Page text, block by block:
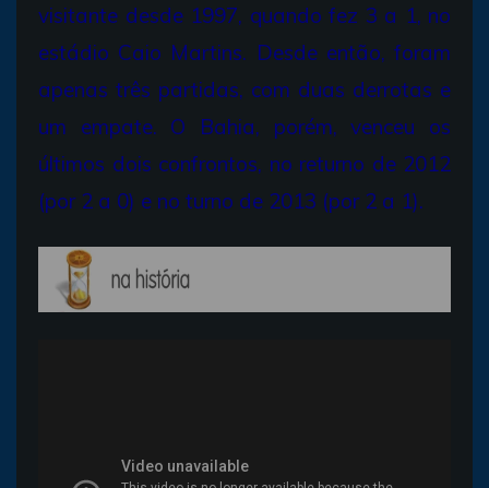
visitante desde 1997, quando fez 3 a 1, no
estádio Caio Martins. Desde então, foram
apenas três partidas, com duas derrotas e
um empate. O Bahia, porém, venceu os
últimos dois confrontos, no returno de 2012
(por 2 a 0) e no turno de 2013 (por 2 a 1).